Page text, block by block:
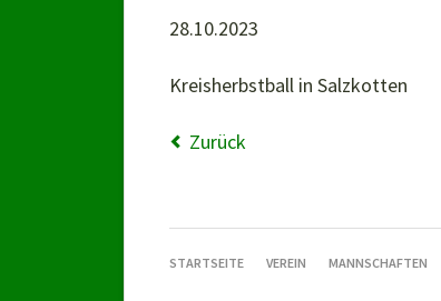
28.10.2023
Kreisherbstball in Salzkotten
Zurück
NAVIGATION
STARTSEITE VEREIN MANNSCHAFTEN